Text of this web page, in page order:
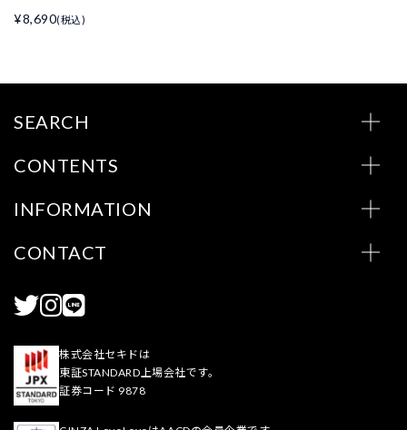
¥8,690(税込)
SEARCH
CONTENTS
INFORMATION
CONTACT
株式会社セキドは
東証STANDARD上場会社です。
証券コード 9878